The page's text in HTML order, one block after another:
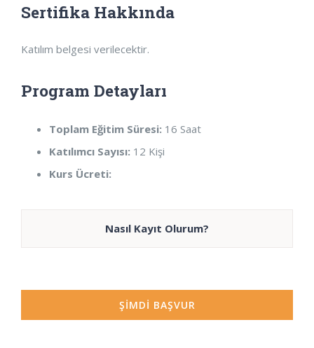
Sertifika Hakkında
Katılım belgesi verilecektir.
Program Detayları
Toplam Eğitim Süresi: 16 Saat
Katılımcı Sayısı: 12 Kişi
Kurs Ücreti:
Nasıl Kayıt Olurum?
ŞİMDİ BAŞVUR